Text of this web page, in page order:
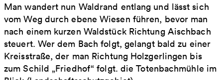
Man wandert nun Waldrand entlang und lässt sich
vom Weg durch ebene Wiesen führen, bevor man
nach einem kurzen Waldstück Richtung Aischbach
steuert. Wer dem Bach folgt, gelangt bald zu einer
Kreisstraße, der man Richtung Holzgerlingen bis
zum Schild „Friedhof“ folgt. die Totenbachmühle im